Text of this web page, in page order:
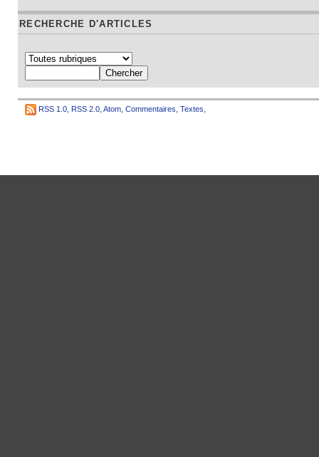
RECHERCHE D'ARTICLES
RSS 1.0 RSS 2.0 Atom Commentaires Textes